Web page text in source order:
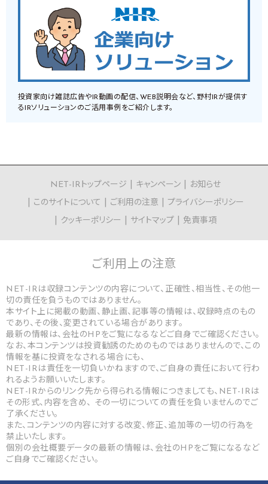
投資家向け雑誌広告やIR動画の配信、WEB説明会など、野村IRが提供す
るIRソリューションのご活用事例をご紹介します。
NET-IRトップページ キャンペーン
お知らせ
このサイトについて
ご利用の注意
プライバシーポリシー
クッキーポリシー
サイトマップ 免責事項
ご利用上の注意
NET-IRは収録コンテンツの内容について、正確性、相当性、その他一
切の責任を負うものではありません。
本サイト上に掲載の動画、静止画、記事等の情報は、収録時点のもの
であり、その後、変更されている場合があります。
最新の情報は、会社のHPをご覧になるなどご自身でご確認ください。
なお、本コンテンツは投資勧誘のためのものではありませんので、この
情報を基に投資をなされる場合にも、
NET-IRは責任を一切負いかねますので、ご自身の責任において行わ
れるようお願いいたします。
NET-IRからのリンク先から得られる情報につきましても、NET-IRは
その形式、内容を含め、 その一切についての責任を負いませんのでご
了承ください。
また、コンテンツの内容に対する改変、修正、追加等の一切の行為を
禁止いたします。
個別の会社概要データの最新の情報は、会社のHPをご覧になるなど
ご自身でご確認ください。